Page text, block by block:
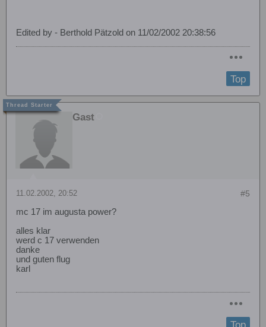
Edited by - Berthold Pätzold on 11/02/2002 20:38:56
Top
Gast
#5
11.02.2002, 20:52
mc 17 im augusta power?
alles klar
werd c 17 verwenden
danke
und guten flug
karl